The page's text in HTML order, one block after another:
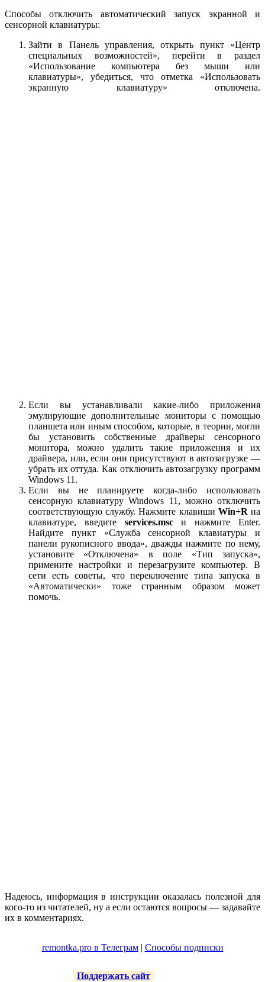
Способы отключить автоматический запуск экранной и
сенсорной клавиатуры:
Зайти в Панель управления, открыть пункт «Центр
специальных возможностей», перейти в раздел
«Использование компьютера без мыши или
клавиатуры», убедиться, что отметка «Использовать
экранную клавиатуру» отключена.
Если вы устанавливали какие-либо приложения
эмулирующие дополнительные мониторы с помощью
планшета или иным способом, которые, в теории, могли
бы установить собственные драйверы сенсорного
монитора, можно удалить такие приложения и их
драйвера, или, если они присутствуют в автозагрузке —
убрать их оттуда. Как отключить автозагрузку программ
Windows 11.
Если вы не планируете когда-либо использовать
сенсорную клавиатуру Windows 11, можно отключить
соответствующую службу. Нажмите клавиши Win+R на
клавиатуре, введите services.mscи нажмите Enter.
Найдите пункт «Служба сенсорной клавиатуры и
панели рукописного ввода», дважды нажмите по нему,
установите «Отключена» в поле «Тип запуска»,
примените настройки и перезагрузите компьютер. В
сети есть советы, что переключение типа запуска в
«Автоматически» тоже странным образом может
помочь.
Надеюсь, информация в инструкции оказалась полезной для
кого-то из читателей, ну а если остаются вопросы — задавайте
их в комментариях.
remontka.pro в Телеграм| Способы подписки
Поддержать сайт